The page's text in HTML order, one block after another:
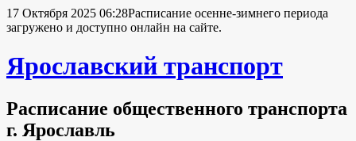
17 Октября 2025 06:28Расписание осенне-зимнего периода
загружено и доступно онлайн на сайте.
Ярославский транспорт
Расписание общественного транспорта
г. Ярославль